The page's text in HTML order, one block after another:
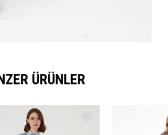
ÜRÜNLER